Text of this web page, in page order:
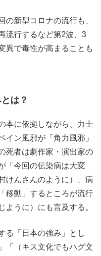
新型コロナの流行も、
流行するなど第2波、3
異で毒性が高まることも
は？
本に依拠しながら、力士
イン風邪が「角力風邪」
死者は劇作家・演出家の
「今回の伝染病は大変
けんさんのように）、病
移動」するところが流行
ように）にも言及する。
る「日本の強み」とし
「（キス文化でもハグ文